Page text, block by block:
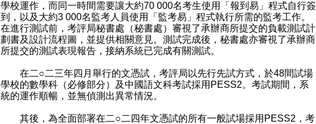
學校運作，而同一時間需要讓大約70 000名考生使用「報到易」程式自行簽
到，以及大約3 000名監考人員使用「監考易」程式執行所需的監考工作。
在進行測試前，考評局秘書處（秘書處）審視了承辦商所提交的負載測試計
劃書及設計流程圖，並提供相關意見。測試完成後，秘書處亦審視了承辦商
所提交的測試表現報告，接納系統已完成有關測試。
在二○二三年四月舉行的文憑試，考評局以先行先試方式，於48間試場
學校的數學科（必修部分）及中國語文科考試採用PESS2。考試期間，系
統的運作順暢，並無偵測出異常情況。
其後，為全面部署在二○二四年文憑試的所有一般試場採用PESS2，考